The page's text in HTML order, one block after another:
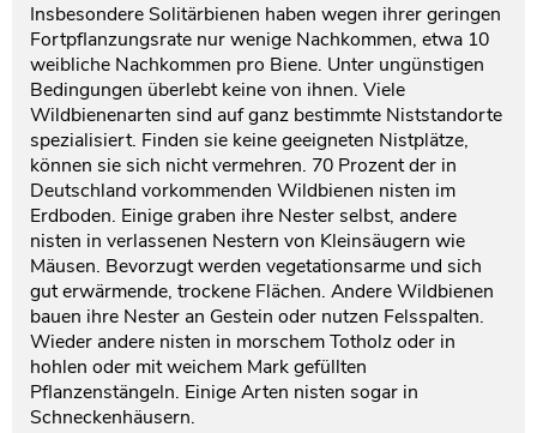
Insbesondere Solitärbienen haben wegen ihrer geringen
Fortpflanzungsrate nur wenige Nachkommen, etwa 10
weibliche Nachkommen pro Biene. Unter ungünstigen
Bedingungen überlebt keine von ihnen. Viele
Wildbienenarten sind auf ganz bestimmte Niststandorte
spezialisiert. Finden sie keine geeigneten Nistplätze,
können sie sich nicht vermehren. 70 Prozent der in
Deutschland vorkommenden Wildbienen nisten im
Erdboden. Einige graben ihre Nester selbst, andere
nisten in verlassenen Nestern von Kleinsäugern wie
Mäusen. Bevorzugt werden vegetationsarme und sich
gut erwärmende, trockene Flächen. Andere Wildbienen
bauen ihre Nester an Gestein oder nutzen Felsspalten.
Wieder andere nisten in morschem Totholz oder in
hohlen oder mit weichem Mark gefüllten
Pflanzenstängeln. Einige Arten nisten sogar in
Schneckenhäusern.